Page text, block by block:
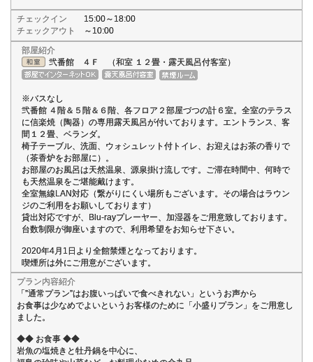
チェックイン
15:00～18:00
チェックアウト
～10:00
部屋紹介
弐番館 ４Ｆ （和室 １２畳・露天風呂付客室）
※バスなし
弐番館 ４階＆５階＆６階、各フロア２部屋づつの計６室。全室のテラス
に信楽焼（陶器）の専用露天風呂が付いております。エントランス、客
間１２畳、ベランダ。
椅子テーブル、洗面、ウォシュレット付トイレ、お迎えはお茶の香りで
（茶香炉をお部屋に）。
お部屋のお風呂は天然温泉、源泉掛け流しです。ご滞在時間中、何時で
も天然温泉をご堪能戴けます。
全室無線LAN対応（繋がりにくい場所もございます。その場合はラウン
ジのご利用をお願いしております）
貸出対応ですが、Blu-rayプレーヤー、加湿器をご用意致しております。
台数制限が御座いますので、利用希望をお知らせ下さい。
2020年4月1日より全館禁煙となっております。
喫煙所は外にご用意がございます。
プラン内容紹介
「”通常プラン”はお腹いっぱいで食べきれない」というお声から
お食事は少なめでよいというお客様のために「小盛りプラン」をご用意し
ました。
◆◆ お食事 ◆◆
岩魚の塩焼きと牡丹鍋を中心に、